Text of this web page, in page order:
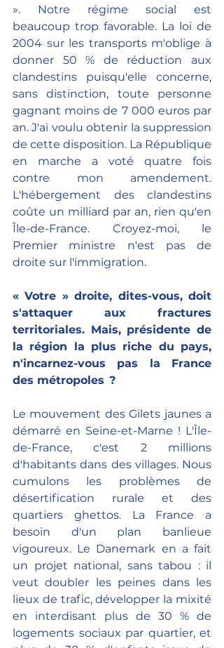
». Notre régime social est
beaucoup trop favorable. La loi de
2004 sur les transports m'oblige à
donner 50 % de réduction aux
clandestins puisqu'elle concerne,
sans distinction, toute personne
gagnant moins de 7 000 euros par
an. J'ai voulu obtenir la suppression
de cette disposition. La République
en marche a voté quatre fois
contre mon amendement.
L'hébergement des clandestins
coûte un milliard par an, rien qu'en
Île-de-France. Croyez-moi, le
Premier ministre n'est pas de
droite sur l'immigration.
« Votre » droite, dites-vous, doit
s'attaquer aux fractures
territoriales. Mais, présidente de
la région la plus riche du pays,
n'incarnez-vous pas la France
des métropoles  ?
Le mouvement des Gilets jaunes a
démarré en Seine-et-Marne ! L'Île-
de-France, c'est 2 millions
d'habitants dans des villages. Nous
cumulons les problèmes de
désertification rurale et des
quartiers ghettos. La France a
besoin d'un plan banlieue
vigoureux. Le Danemark en a fait
un projet national, sans tabou : il
veut doubler les peines dans les
lieux de trafic, développer la mixité
en interdisant plus de 30 % de
logements sociaux par quartier, et